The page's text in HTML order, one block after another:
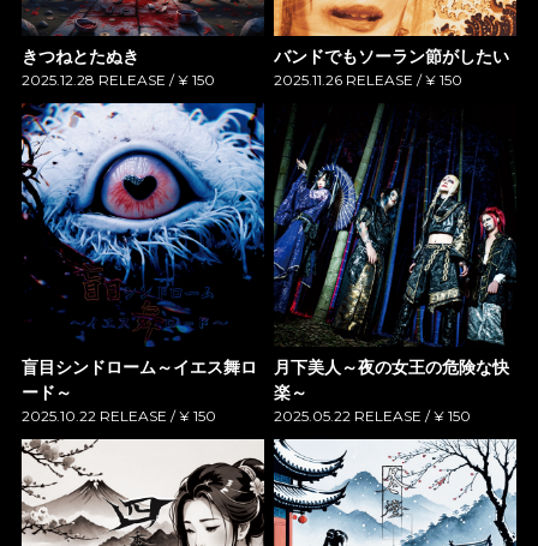
きつねとたぬき
2025.12.28 RELEASE / ¥ 150
バンドでもソーラン節がしたい
2025.11.26 RELEASE / ¥ 150
盲目シンドローム～イエス舞ロ
ード～
2025.10.22 RELEASE / ¥ 150
月下美人～夜の女王の危険な快
楽～
2025.05.22 RELEASE / ¥ 150